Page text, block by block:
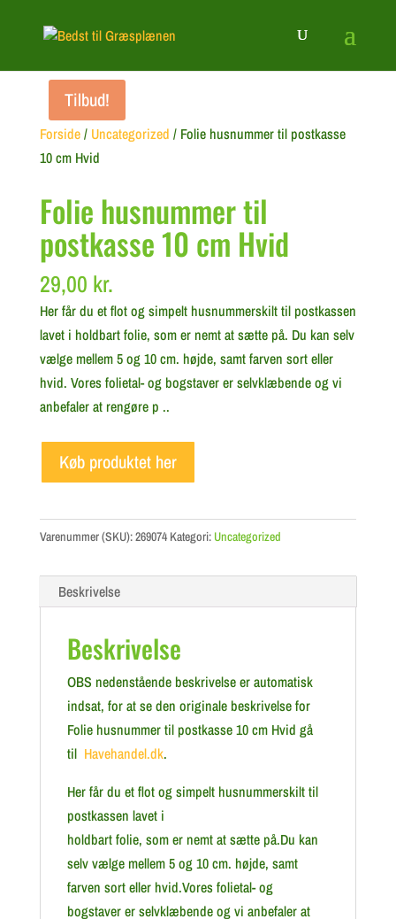
Forside/ Uncategorized / Folie husnummer til postkasse
10 cm Hvid
Folie husnummer til
postkasse 10 cm Hvid
29,00 kr.
Her får du et flot og simpelt husnummerskilt til postkassen
lavet i holdbart folie, som er nemt at sætte på. Du kan selv
vælge mellem 5 og 10 cm. højde, samt farven sort eller
hvid. Vores folietal- og bogstaver er selvklæbende og vi
anbefaler at rengøre p ..
Køb produktet her
Varenummer (SKU):269074 Kategori: Uncategorized
Beskrivelse
Beskrivelse
OBS nedenstående beskrivelse er automatisk
indsat, for at se den originale beskrivelse for
Folie husnummer til postkasse 10 cm Hvid gå
til Havehandel.dk.
Her får du et flot og simpelt husnummerskilt til
postkassen lavet i
holdbart folie, som er nemt at sætte på.Du kan
selv vælge mellem 5 og 10 cm. højde, samt
farven sort eller hvid.Vores folietal- og
bogstaver er selvklæbende og vi anbefaler at
Tilbud!